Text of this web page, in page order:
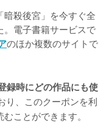
殺後宮」を今すぐ全
電子書籍サービスで
のほか複数のサイトで
録時にどの作品にも使
り、このクーポンを利
ことができます。